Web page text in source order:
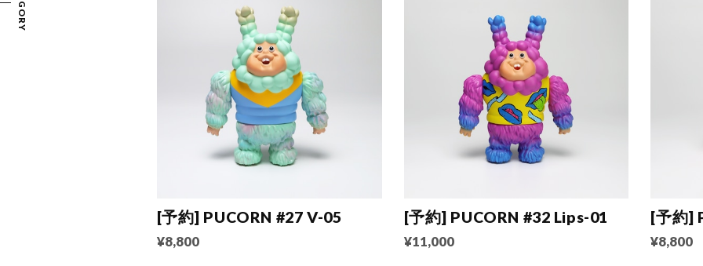
[予約] PUCORN #27 V-05
¥8,800
[予約] PUCORN #32 Lips-01
¥11,000
[予約]
¥8,800